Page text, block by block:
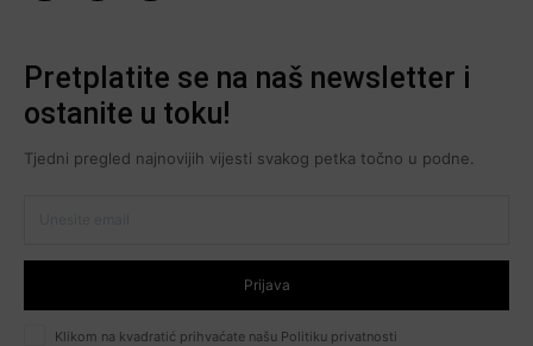
Pretplatite se na naš newsletter i
ostanite u toku!
Tjedni pregled najnovijih vijesti svakog petka točno u podne.
Prijava
Klikom na kvadratić prihvaćate našu Politiku privatnosti